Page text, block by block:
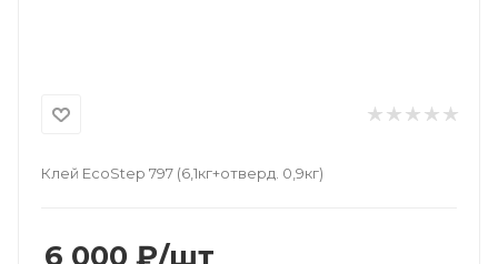
Клей EcoStep 797 (6,1кг+отверд. 0,9кг)
6 000 ₽/шт